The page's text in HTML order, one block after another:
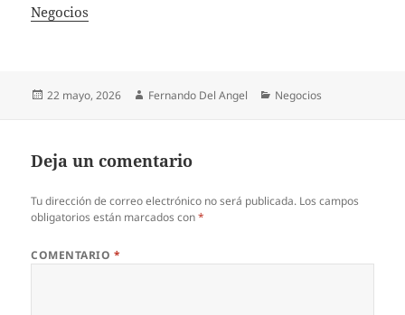
In relation to
Negocios
Publicado
22 mayo, 2026 Autor
Fernando Del Angel Categorías
Negocios
Deja un comentario
Tu dirección de correo electrónico no será publicada. Los campos
obligatorios están marcados con*
COMENTARIO *